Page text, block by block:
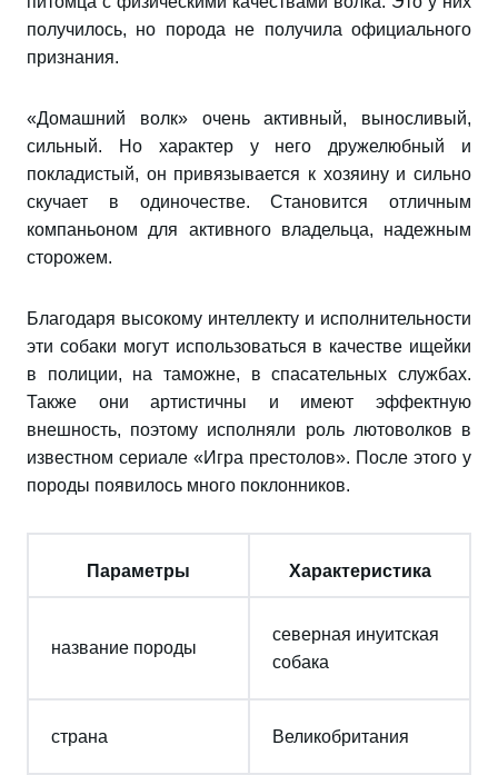
получилось, но порода не получила официального
признания.
«Домашний волк» очень активный, выносливый,
сильный. Но характер у него дружелюбный и
покладистый, он привязывается к хозяину и сильно
скучает в одиночестве. Становится отличным
компаньоном для активного владельца, надежным
сторожем.
Благодаря высокому интеллекту и исполнительности
эти собаки могут использоваться в качестве ищейки
в полиции, на таможне, в спасательных службах.
Также они артистичны и имеют эффектную
внешность, поэтому исполняли роль лютоволков в
известном сериале «Игра престолов». После этого у
породы появилось много поклонников.
Параметры Характеристика
название породы
северная инуитская
собака
страна Великобритания